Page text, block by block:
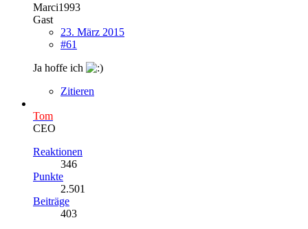
Marci1993
Gast
23. März 2015
#61
Ja hoffe ich
Zitieren
Tom
CEO
Reaktionen
346
Punkte
2.501
Beiträge
403